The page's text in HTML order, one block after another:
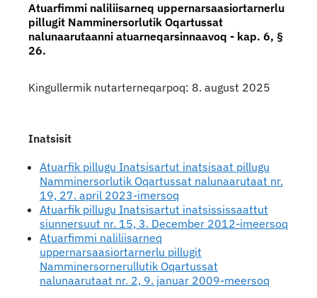
Atuarfimmi naliliisarneq uppernarsaasiortarnerlu
pillugit Namminersorlutik Oqartussat
nalunaarutaanni atuarneqarsinnaavoq - kap. 6, §
26.
Kingullermik nutarterneqarpoq: 8. august 2025
Inatsisit
Atuarfik pillugu Inatsisartut inatsisaat pillugu
Namminersorlutik Oqartussat nalunaarutaat nr.
19, 27. april 2023-imersoq
Atuarfik pillugu Inatsisartut inatsississaattut
siunnersuut nr. 15, 3. December 2012-imeersoq
Atuarfimmi naliliisarneq
uppernarsaasiortarnerlu pillugit
Namminersornerullutik Oqartussat
nalunaarutaat nr. 2, 9. januar 2009-meersoq